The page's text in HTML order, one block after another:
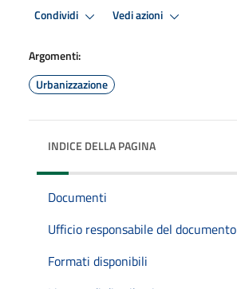
Condividi Vedi azioni
Argomenti:
Urbanizzazione
INDICE DELLA PAGINA
Documenti
Ufficio responsabile del documento
Formati disponibili